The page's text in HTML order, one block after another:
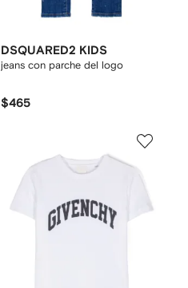
DSQUARED2 KIDS
jeans con parche del logo
$465